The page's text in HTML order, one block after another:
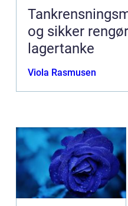
og sikker
lagertanke
Viola Rasmusen